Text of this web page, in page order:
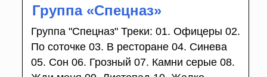
Группа «Спецназ»
Группа "Спецназ" Треки: 01. Офицеры 02.
По соточке 03. В ресторане 04. Синева
05. Сон 06. Грозный 07. Камни серые 08.